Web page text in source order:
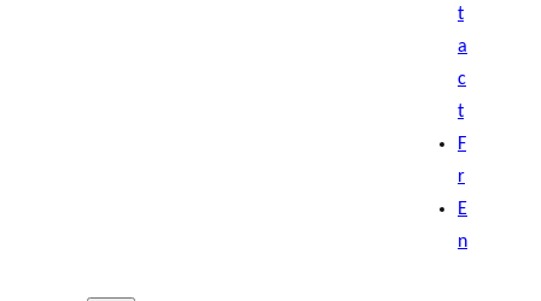
t
a
c
t
F
r
E
n